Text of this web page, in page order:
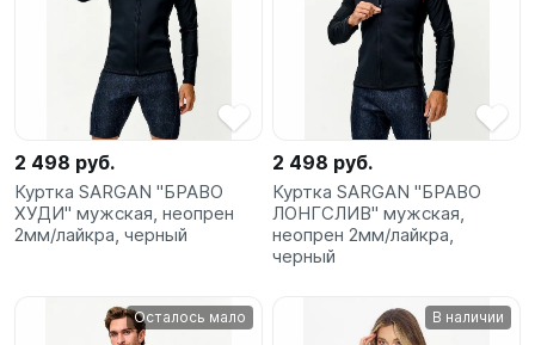
Подарочные
Карты
Акции
2 498 руб.
Куртка SARGAN "БРАВО
ХУДИ" мужская, неопрен
2мм/лайкра, черный
2 498 руб.
Куртка SARGAN "БРАВО
ЛОНГСЛИВ" мужская,
неопрен 2мм/лайкра,
черный
Осталось мало В наличии